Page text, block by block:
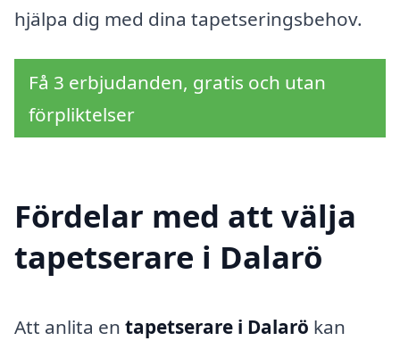
hjälpa dig med dina tapetseringsbehov.
Få 3 erbjudanden, gratis och utan
förpliktelser
Fördelar med att välja
tapetserare i Dalarö
Att anlita en tapetserare i Dalarö kan